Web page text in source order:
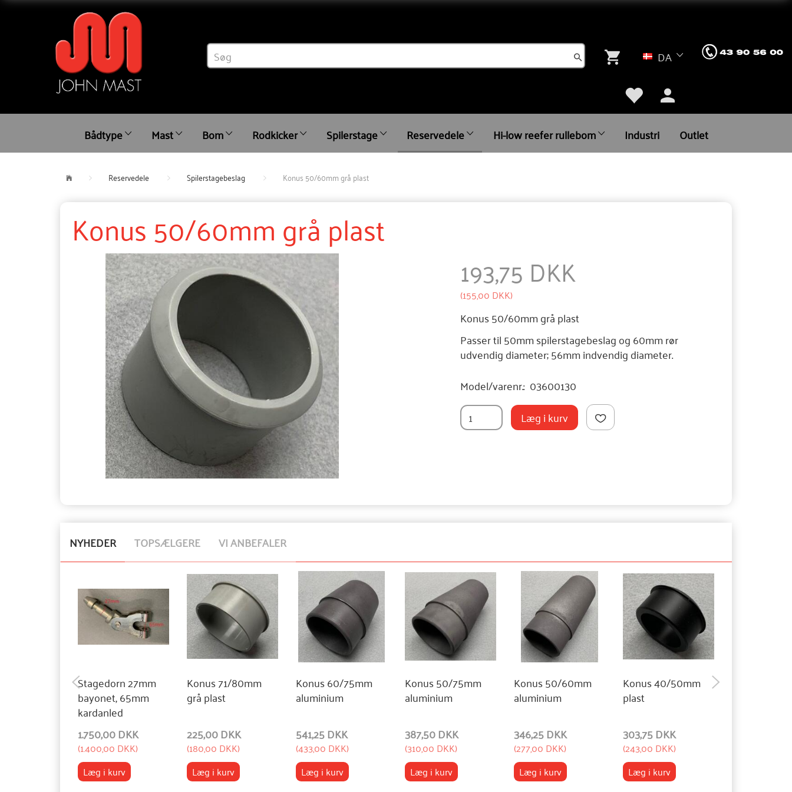
DA
Bådtype Mast Bom Rodkicker Spilerstage Reservedele Hi-low reefer rullebom Industri Outlet
Reservedele Spilerstagebeslag Konus 50/60mm grå plast
Konus 50/60mm grå plast
193,75 DKK
(155,00 DKK)
Konus 50/60mm grå plast
Passer til 50mm spilerstagebeslag og 60mm rør
udvendig diameter; 56mm indvendig diameter.
Model/varenr.: 03600130
Læg i kurv
NYHEDER TOPSÆLGERE VI ANBEFALER
Stagedorn 27mm
bayonet, 65mm
kardanled
1.750,00 DKK
(1.400,00 DKK)
Læg i kurv
Konus 71/80mm
grå plast
225,00 DKK
(180,00 DKK)
Læg i kurv
Konus 60/75mm
aluminium
541,25 DKK
(433,00 DKK)
Læg i kurv
Konus 50/75mm
aluminium
387,50 DKK
(310,00 DKK)
Læg i kurv
Konus 50/60mm
aluminium
346,25 DKK
(277,00 DKK)
Læg i kurv
Konus 40/50mm
plast
303,75 DKK
(243,00 DKK)
Læg i kurv